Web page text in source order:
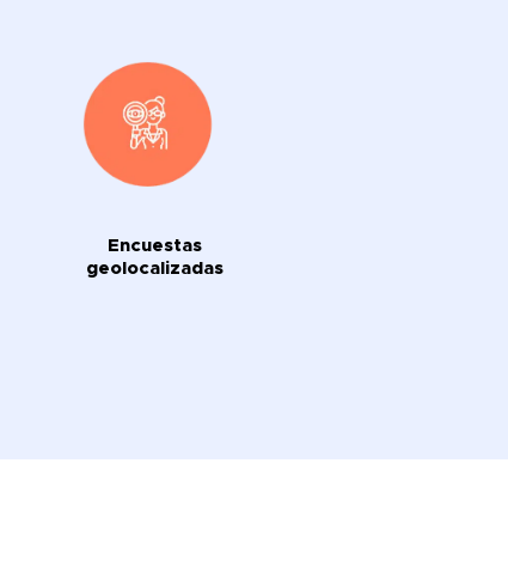
Encuestas
geolocalizadas